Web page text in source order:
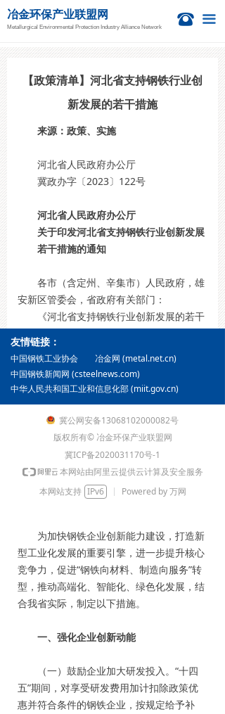
冶金环保产业联盟网
Metallurgical Environmental Protection Industry Alliance Network 뀰 끀
首页
新闻资讯
冶金活动
项目信息
关于我们
【政策清单】河北省支持钢铁行业创
新发展的若干措施
来源：政策、实施
河北省人民政府办公厅
冀政办字〔2023〕122号
河北省人民政府办公厅
关于印发河北省支持钢铁行业创新发展
若干措施的通知
各市（含定州、辛集市）人民政府，雄
安新区管委会，省政府有关部门：
《河北省支持钢铁行业创新发展的若干
措施》已经省政府同意，现印发给你们，请
结合本地本部门实际，认真贯彻执行。
2023年10月7日
河北省支持钢铁行业创新发展的
为加快钢铁企业创新能力建设，打造新
型工业化发展的重要引擎，进一步提升核心
竞争力，促进“钢铁向材料、制造向服务”转
型，推动高端化、智能化、绿色化发展，结
合我省实际，制定以下措施。
一、强化企业创新动能
（一）鼓励企业加大研发投入。“十四
五”期间，对享受研发费用加计扣除政策优
惠并符合条件的钢铁企业，按规定给予补
友情链接：
中国钢铁工业协会
冶金网 (metal.net.cn)
中国钢铁新闻网 (csteelnews.com)
中华人民共和国工业和信息化部 (miit.gov.cn)
冀公网安备13068102000082号
版权所有© 冶金环保产业联盟网
冀ICP备2020031170号-1
本网站由阿里云提供云计算及安全服务
本网站支持 IPv6 Powered by 万网